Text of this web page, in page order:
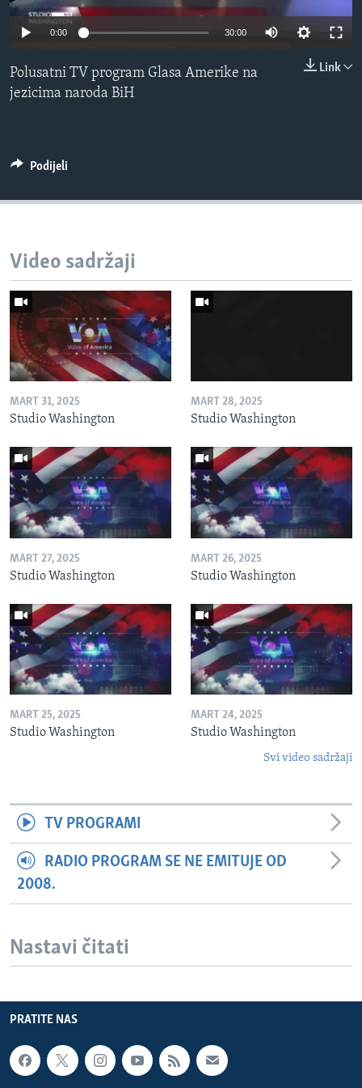
MAGAZIN
Learning English
Jezici
0:00 30:00
Link
Polusatni TV program Glasa Amerike na
jezicima naroda BiH
Podijeli
Video sadržaji
MART 31, 2025
Studio Washington
MART 28, 2025
Studio Washington
MART 27, 2025
Studio Washington
MART 26, 2025
Studio Washington
MART 25, 2025
Studio Washington
MART 24, 2025
Studio Washington
Svi video sadržaji
TV PROGRAMI
RADIO PROGRAM SE NE EMITUJE OD
2008.
Nastavi čitati
PRATITE NAS